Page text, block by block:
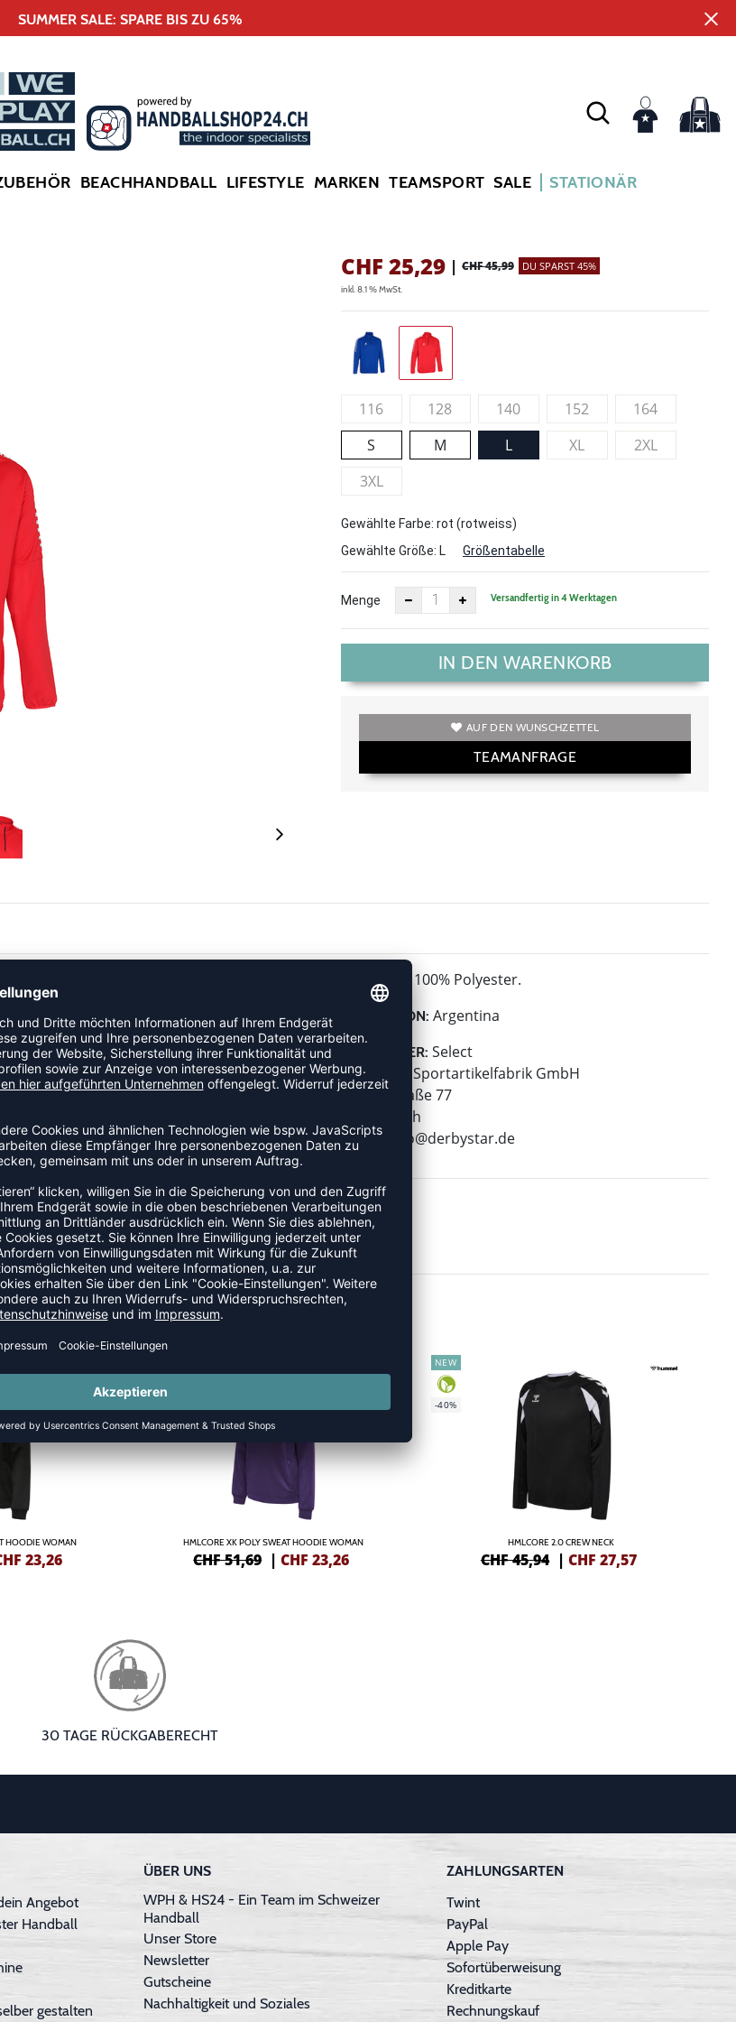
SUMMER SALE: SPARE BIS ZU 65%
BEACHHANDBALL LIFESTYLE MARKEN TEAMSPORT SALE STATIONÄR
CHF 25,29 | CHF 45,99 DU SPARST 45%
inkl. 8.1 % MwSt.
116 128 140 152
164
S
M L XL
2XL
3XL
Gewählte Farbe: rot (rotweiss)
Gewählte Größe: L Größentabelle
Menge Versandfertig in 4 Werktagen
IN DEN WARENKORB
AUF DEN WUNSCHZETTEL
TEAMANFRAGE
durch besonders leichtes Material.
Bund am Ärmel- und Jackenabschluss
100% Polyester.
KOLLEKTION: Argentina
HERSTELLER: Select
Derbystar Sportartikelfabrik GmbH
Klever Straße 77
47574 Goch
E-Mail:
info@derbystar.de
HOODIE WOMAN
23,26
HMLCORE XK POLY SWEAT HOODIE WOMAN
CHF 51,69 |CHF 23,26
NEW
-40%
HMLCORE 2.0 CREW NECK
CHF 45,94 | CHF 27,57
30 TAGE RÜCKGABERECHT
Angebot
Handball
gestalten
ÜBER UNS
WPH & HS24 - Ein Team im Schweizer
Handball
Unser Store
Newsletter
Gutscheine
Nachhaltigkeit und Soziales
ZAHLUNGSARTEN
Twint
PayPal
Apple Pay
Sofortüberweisung
Kreditkarte
Rechnungskauf